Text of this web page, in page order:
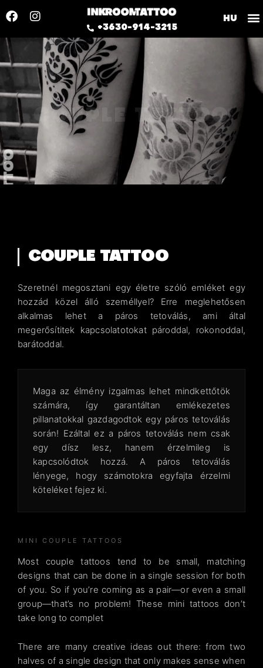
HU
+3630-914-3215
COUPLE TATTOO
COUPLE TATTOO
Szeretnél megosztani egy életre szóló emléket egy
hozzád közel álló személlyel? Erre meglehetősen
alkalmas lehet a páros tetoválás, ami által
megerősítitek kapcsolatotokat pároddal, rokonoddal,
barátoddal.
Maga az élmény izgalmas lehet mindkettőtök
számára, így garantáltan emlékezetes
pillanatokkal gazdagodtok egy páros tetoválás
során! Ezáltal ez a páros tetoválás nem csak
egy dísz lesz, hanem érzelmileg is
kapcsolódtok hozzá. A páros tetoválás
lényege, hogy számotokra egyfajta érzelmi
köteléket fejez ki.
MINI COUPLE TATTOOS
Most couple tattoos tend to be small, matching
designs that can be done in a single session for both
of you. So if you’re coming as a pair—or even a small
group—that’s no problem! These mini tattoos don’t
take long to complet
There are many creative ideas out there: from two
halves of a single design that only makes sense when